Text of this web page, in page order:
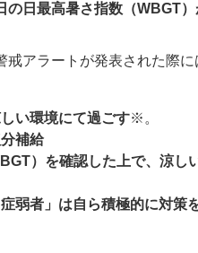
の日最高暑さ指数（WBGT
アラートが発表された際
い環境にて過ごす※。
補給
）を確認した上で、涼し
弱者」は自ら積極的に対策